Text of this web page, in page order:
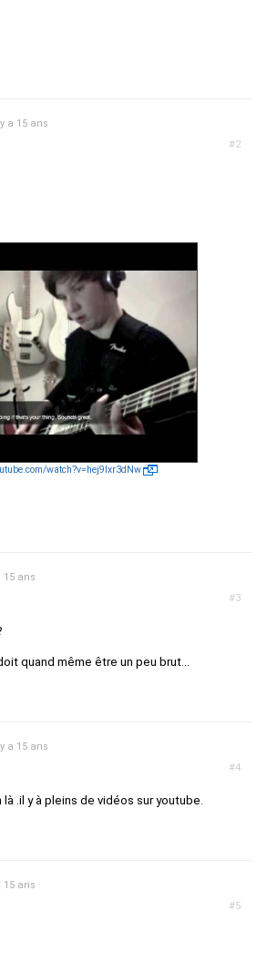
#2
a 15 ans
watch?v=hej9Ixr3dNw
#3
15 ans
quand même être un peu brut...
#4
a 15 ans
.il y à pleins de vidéos sur youtube.
#5
15 ans